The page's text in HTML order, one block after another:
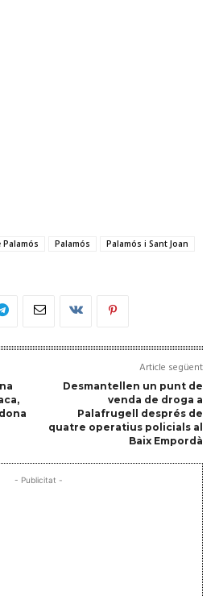
Palamós
Palamós i Sant Joan
Article següent
Desmantellen un punt de
venda de droga a
Palafrugell després de
quatre operatius policials al
Baix Empordà
- Publicitat -